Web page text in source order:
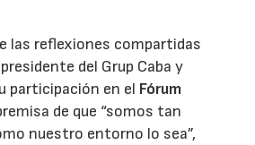
las reflexiones compartidas
del Grup Caba y
participación en el Fórum
de que “somos tan
nuestro entorno lo sea”,